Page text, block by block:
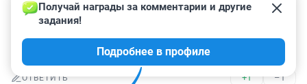
Гость
все в России. А это сбежавшие. Это не россияне.
ОТВЕТИТЬ +1 –1
Получай награды за комментарии и другие
задания!
Подробнее в профиле